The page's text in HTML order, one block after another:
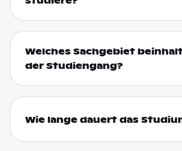
Welches Sachgebiet
der Studiengang?
Wie lange dauert das